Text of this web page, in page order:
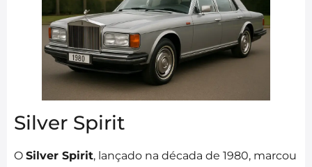
Silver Spirit
O Silver Spirit, lançado na década de 1980, marcou